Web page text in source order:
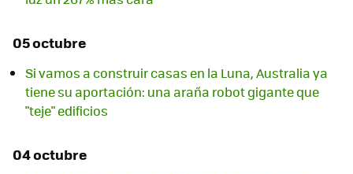
05 octubre
Si vamos a construir casas en la Luna, Australia ya
tiene su aportación: una araña robot gigante que
"teje" edificios
04 octubre